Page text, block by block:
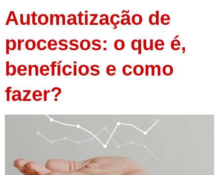
Automatização de
processos: o que é,
benefícios e como
fazer?